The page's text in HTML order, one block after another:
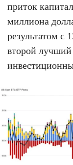
приток
миллиона
результатом с
второй лучший